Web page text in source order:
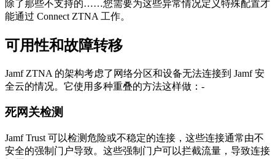
除了那些不支持的……您需要为这些异常情况定义特殊配置才
能通过 Connect ZTNA 工作。
可用性和故障转移
Jamf ZTNA 的架构考虑了网络分区和设备无法连接到 Jamf 安
全云的情况。它使用多种重叠的方法这样做：-
死网关检测
Jamf Trust 可以检测危险或不稳定的连接，这些连接通常由不
安全的强制门户导致。这些强制门户可以拦截流量，导致连接